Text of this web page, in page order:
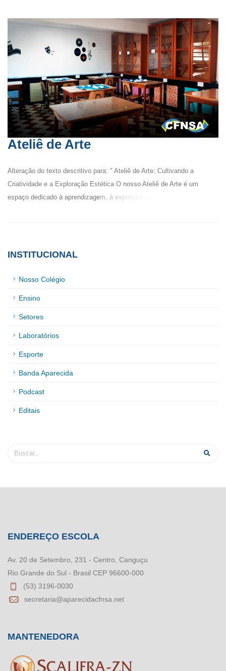
Ateliê de Arte
Alteração do texto descritivo para: " Ateliê de Arte: Cultivando a
Criatividade e a Exploração Estética O nosso Ateliê de Arte é um
espaço dedicado à aprendizagem, à expressão p
INSTITUCIONAL
Nosso Colégio
Ensino
Setores
Laboratórios
Esporte
Banda Aparecida
Podcast
Editais
ENDEREÇO ESCOLA
Av. 20 de Setembro, 231 - Centro, Canguçu
Rio Grande do Sul - Brasil CEP 96600-000
(53) 3196-0030
secretaria@aparecidacfnsa.net
MANTENEDORA